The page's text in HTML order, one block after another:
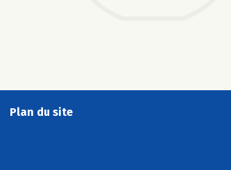
Plan du site